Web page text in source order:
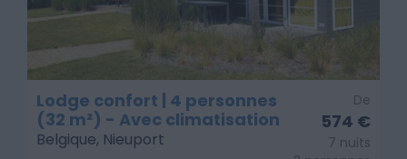
De
574 €
7 nuits
Lodge confort | 4 personnes
(32 m²) - Avec climatisation
Belgique, Nieuport